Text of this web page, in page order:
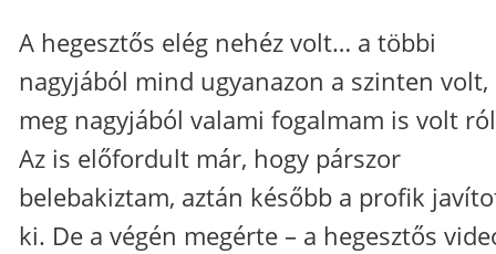
A hegesztős elég nehéz volt… a többi
nagyjából mind ugyanazon a szinten volt,
meg nagyjából valami fogalmam is volt
Az is előfordult már, hogy párszor
belebakiztam, aztán később a profik
ki. De a végén megérte – a hegesztős